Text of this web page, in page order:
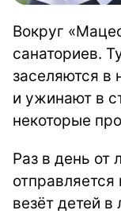
Вокруг
санаториев.
заселяются в
и ужинают в
некоторые
Раз в день от
везёт детей